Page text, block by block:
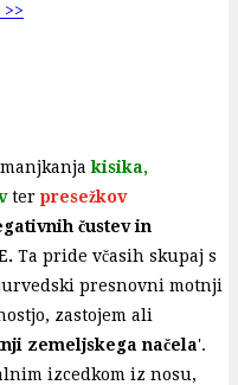
kisika,
ter presežkov
čustev in
Ta pride včasih skupaj s
presnovni motnji
zastojem ali
zemeljskega načela'.
izcedkom iz nosu,